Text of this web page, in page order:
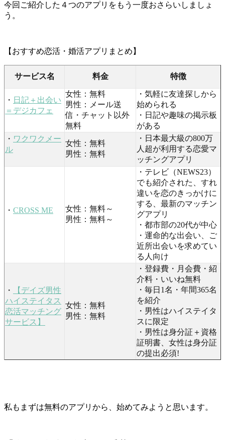
今回ご紹介した４つのアプリをもう一度おさらいしましょ
う。
【おすすめ恋活・婚活アプリまとめ】
サービス名 料金 特徴
・ 日記＋出会い
＝デジカフェ
女性：無料
男性：メール送
信・チャット以外
無料
・気軽に友達探しから
始められる
・日記や趣味の掲示板
がある
・ ワクワクメー
ル
女性：無料
男性：無料
・日本最大級の800万
人超が利用する恋愛マ
ッチングアプリ
・ CROSS ME
女性：無料～
男性：無料～
・テレビ（NEWS23）
でも紹介された、すれ
違いを恋のきっかけに
する、最新のマッチン
グアプリ
・都市部の20代が中心
・運命的な出会い、ご
近所出会いを求めてい
る人向け
・
【デイズ男性
ハイステイタス
恋活マッチング
サービス】
女性：無料
男性：無料
・登録費・月会費・紹
介料・いいね無料
・毎日1名・年間365名
を紹介
・男性はハイステイタ
スに限定
・男性は身分証＋資格
証明書、女性は身分証
の提出必須!
私もまずは無料のアプリから、始めてみようと思います。